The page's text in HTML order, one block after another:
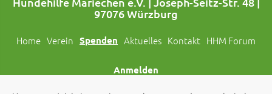
97076 Würzburg
Home Verein Spenden Aktuelles Kontakt HHM Forum
Anmelden